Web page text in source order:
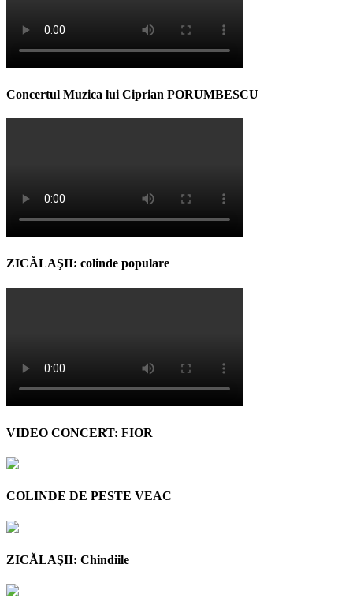
Concertul Muzica lui Ciprian PORUMBESCU
ZICĂLAŞII: colinde populare
VIDEO CONCERT: FIOR
COLINDE DE PESTE VEAC
ZICĂLAŞII: Chindiile